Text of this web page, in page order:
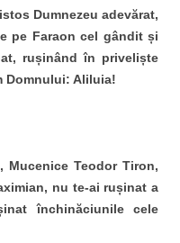
Dumnezeu adevărat,
pe Faraon cel gândit și
rușinând în priveliște
Domnului: Aliluia!
Mucenice Teodor Tiron,
nu te-ai rușinat a
închinăciunile cele